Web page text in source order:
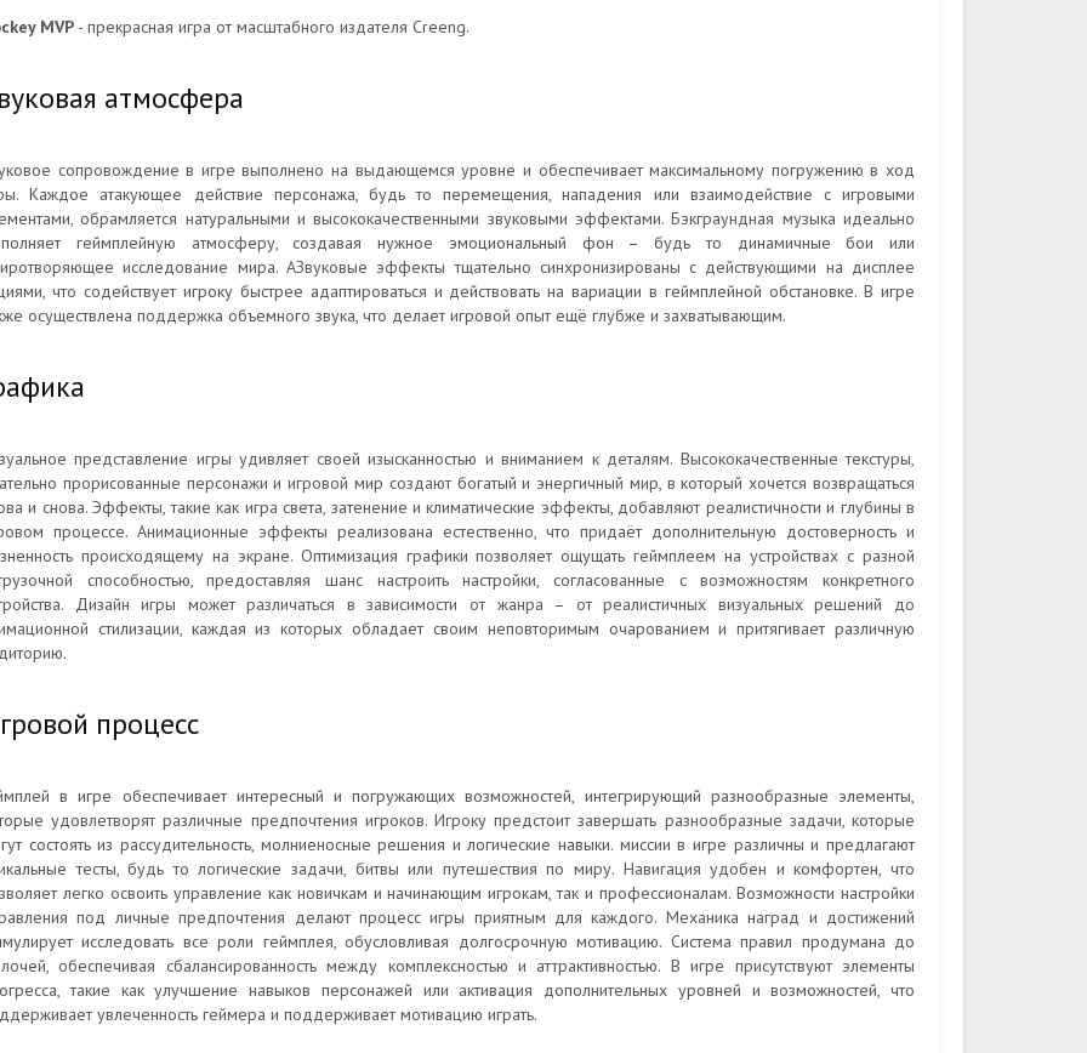
MVP - прекрасная игра от масштабного издателя Creeng.
атмосфера
сопровождение в игре выполнено на выдающемся уровне и обеспечивает максимальному погружению в ход
Каждое атакующее действие персонажа, будь то перемещения, нападения или взаимодействие с игровыми
обрамляется натуральными и высококачественными звуковыми эффектами. Бэкграундная музыка идеально
геймплейную атмосферу, создавая нужное эмоциональный фон – будь то динамичные бои или
исследование мира. АЗвуковые эффекты тщательно синхронизированы с действующими на дисплее
что содействует игроку быстрее адаптироваться и действовать на вариации в геймплейной обстановке. В игре
осуществлена поддержка объемного звука, что делает игровой опыт ещё глубже и захватывающим.
представление игры удивляет своей изысканностью и вниманием к деталям. Высококачественные текстуры,
прорисованные персонажи и игровой мир создают богатый и энергичный мир, в который хочется возвращаться
и снова. Эффекты, такие как игра света, затенение и климатические эффекты, добавляют реалистичности и глубины в
процессе. Анимационные эффекты реализована естественно, что придаёт дополнительную достоверность и
происходящему на экране. Оптимизация графики позволяет ощущать геймплеем на устройствах с разной
способностью, предоставляя шанс настроить настройки, согласованные с возможностям конкретного
Дизайн игры может различаться в зависимости от жанра – от реалистичных визуальных решений до
стилизации, каждая из которых обладает своим неповторимым очарованием и притягивает различную
процесс
в игре обеспечивает интересный и погружающих возможностей, интегрирующий разнообразные элементы,
удовлетворят различные предпочтения игроков. Игроку предстоит завершать разнообразные задачи, которые
состоять из рассудительность, молниеносные решения и логические навыки. миссии в игре различны и предлагают
тесты, будь то логические задачи, битвы или путешествия по миру. Навигация удобен и комфортен, что
легко освоить управление как новичкам и начинающим игрокам, так и профессионалам. Возможности настройки
под личные предпочтения делают процесс игры приятным для каждого. Механика наград и достижений
исследовать все роли геймплея, обусловливая долгосрочную мотивацию. Система правил продумана до
обеспечивая сбалансированность между комплексностью и аттрактивностью. В игре присутствуют элементы
такие как улучшение навыков персонажей или активация дополнительных уровней и возможностей, что
увлеченность геймера и поддерживает мотивацию играть.